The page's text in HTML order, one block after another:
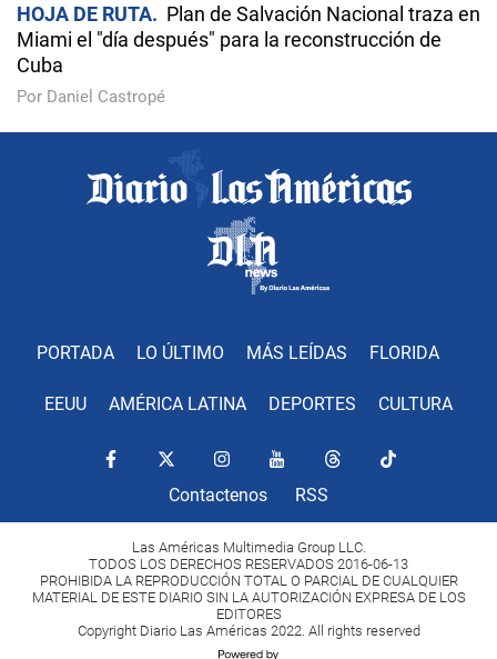
HOJA DE RUTA
Plan de Salvación Nacional traza en
Miami el "día después" para la reconstrucción de
Cuba
Por Daniel Castropé
PORTADA LO ÚLTIMO MÁS LEÍDAS FLORIDA
EEUU AMÉRICA LATINA DEPORTES CULTURA
Contactenos RSS
Las Américas Multimedia Group LLC.
TODOS LOS DERECHOS RESERVADOS 2016-06-13
PROHIBIDA LA REPRODUCCIÓN TOTAL O PARCIAL DE CUALQUIER
MATERIAL DE ESTE DIARIO SIN LA AUTORIZACIÓN EXPRESA DE LOS
EDITORES
Copyright Diario Las Américas 2022. All rights reserved